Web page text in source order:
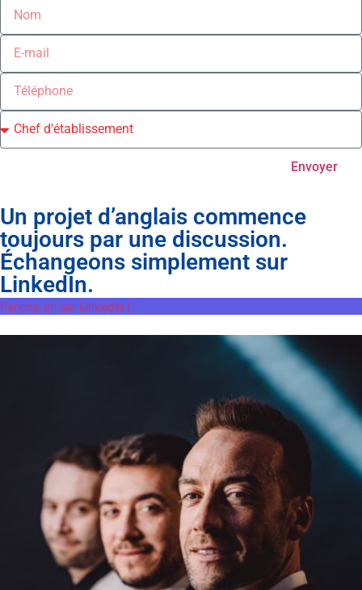
Envoyer
Un projet d’anglais commence
toujours par une discussion.
Échangeons simplement sur
LinkedIn.
Parlons-en sur Linkedin !